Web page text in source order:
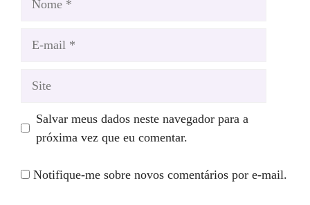
Salvar meus dados neste navegador para a
próxima vez que eu comentar.
Notifique-me sobre novos comentários por e-mail.